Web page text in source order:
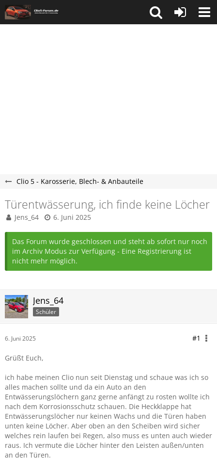
Clio 5 - Karosserie, Blech- & Anbauteile
Türentwässerung, ich finde keine Löcher
Jens_64 6. Juni 2025
Das Forum wurde geschlossen und steht ab sofort nur noch
im Archiv Modus zur Verfügung - Eine Registrierung ist
nicht mehr möglich.
Jens_64
Schüler
6. Juni 2025 #1
Grüßt Euch,
ich habe meinen Clio nun seit Dienstag und schaue was ich so
alles machen sollte und da ein Auto an den
Entwässerungslöchern ganz gerne anfängt zu rosten wollte ich
nach dem Korrosionsschutz schauen. Die Heckklappe hat
Entwässerungslöcher nur keinen Wachs und die Türen haben
unten keine Löcher. Aber oben an den Scheiben wird sicher
welches rein laufen bei Regen, also muss es unten auch wieder
raus. Ich vermute die Löcher hinter den Leisten außen/unten
an den Türen.